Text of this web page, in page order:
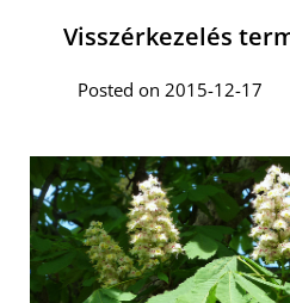
Visszérkezelés
Posted on 2015-12-17